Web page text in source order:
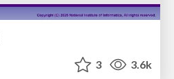
3 3.6k